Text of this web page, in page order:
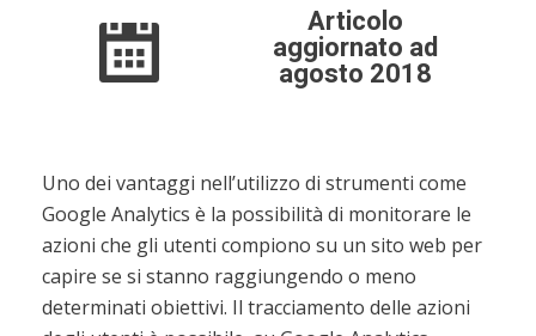
Articolo
aggiornato ad
agosto 2018
Uno dei vantaggi nell’utilizzo di strumenti come
Google Analytics è la possibilità di monitorare le
azioni che gli utenti compiono su un sito web per
capire se si stanno raggiungendo o meno
determinati obiettivi. Il tracciamento delle azioni